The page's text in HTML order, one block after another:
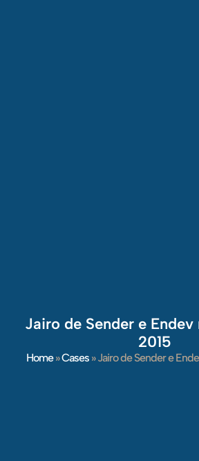
Jairo de Sender e
2015
Home»Cases »Jairo de Sender e